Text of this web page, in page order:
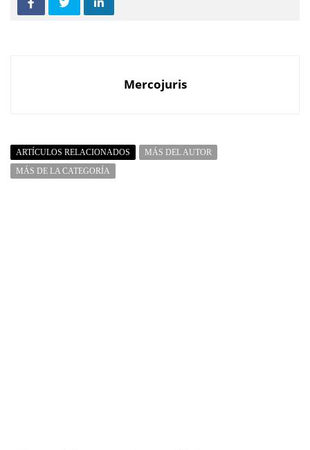
Mercojuris
ARTÍCULOS RELACIONADOS
MÁS DEL AUTOR
MÁS DE LA CATEGORÍA